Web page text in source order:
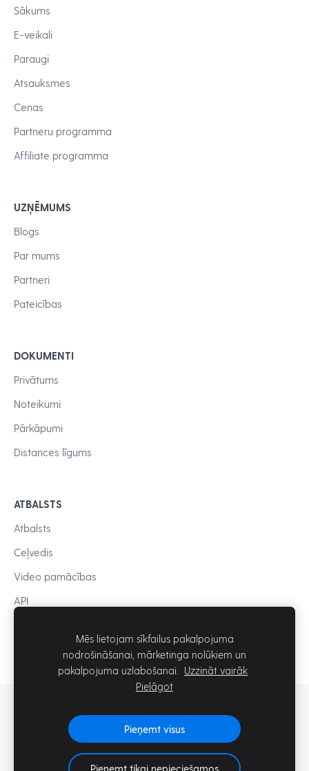
Sākums
E-veikali
Paraugi
Atsauksmes
Cenas
Partneru programma
Affiliate programma
UZŅĒMUMS
Blogs
Par mums
Partneri
Pateicības
DOKUMENTI
Privātums
Noteikumi
Pārkāpumi
Distances līgums
ATBALSTS
Atbalsts
Ceļvedis
Video pamācības
API
Mēs lietojam sīkfailus pakalpojuma
nodrošināšanai, mārketinga nolūkiem un
pakalpojuma uzlabošanai.
Uzzināt vairāk
Pielāgot
Pieņemt visus
Pieņemt tikai nepieciešamos